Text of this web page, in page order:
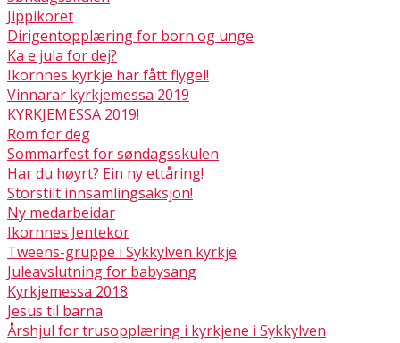
Jippikoret
Dirigentopplæring for born og unge
Ka e jula for dej?
Ikornnes kyrkje har fått flygel!
Vinnarar kyrkjemessa 2019
KYRKJEMESSA 2019!
Rom for deg
Sommarfest for søndagsskulen
Har du høyrt? Ein ny ettåring!
Storstilt innsamlingsaksjon!
Ny medarbeidar
Ikornnes Jentekor
Tweens-gruppe i Sykkylven kyrkje
Juleavslutning for babysang
Kyrkjemessa 2018
Jesus til barna
Årshjul for trusopplæring i kyrkjene i Sykkylven